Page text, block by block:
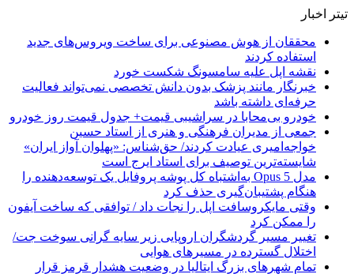
تیتر اخبار
محققان از هوش مصنوعی برای ساخت ویروس‌های جدید
استفاده کردند
نقشه اپل علیه سامسونگ شکست خورد
خبرنگار مانند پزشک بدون دانش تخصصی نمی‌تواند فعالیت
حرفه‌ای داشته باشد
خودرو بی‌محابا در سراشیبی قیمت+ جدول قیمت روز خودرو
جمعی از مدیران فرهنگی و هنری از استاد حسین
خواجه‌امیری عیادت کردند/ حق‌شناس: «پهلوان آواز ایران»
شایسته‌ترین توصیف برای استاد ایرج است
مدل Opus 5 به‌اشتباه کل پوشه پروفایل یک توسعه‌دهنده را
هنگام پشتیبان‌گیری حذف کرد
وقتی مایکروسافت اپل را نجات داد / توافقی که ساخت آیفون
را ممکن کرد
تغییر مسیر گردشگران اروپایی زیر سایه گرانی سوخت جت/
اختلال گسترده در مسیرهای هوایی
تمام شهرهای بزرگ ایتالیا در وضعیت هشدار قرمز قرار